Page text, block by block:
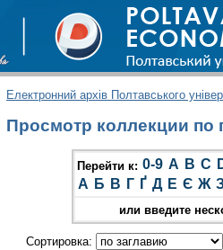
Електронний архів Полтавського
Просмотр коллекции по
Перейти к: 0-9 A B C
А Б В Г Ґ Д Е Є Ж
или введите
Сортировка: